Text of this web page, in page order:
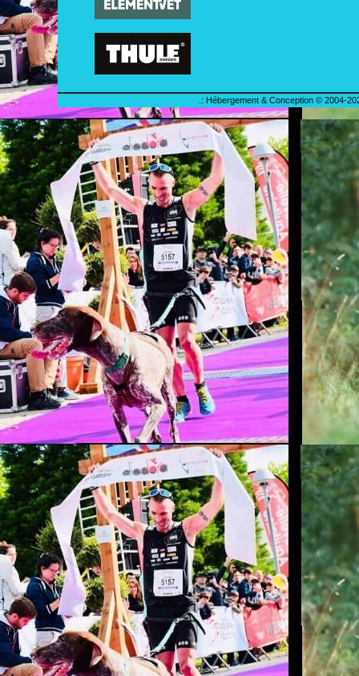
.: Hébergement & Conception © 2004-